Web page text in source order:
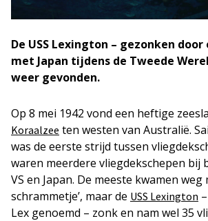
De USS Lexington – gezonken door
met Japan tijdens de Tweede
weer gevonden.
Op 8 mei 1942 vond een heftige
Koraalzee ten westen van Australië.
was de eerste strijd tussen
waren meerdere vliegdekschepen bij
VS en Japan. De meeste kwamen weg
schrammetje’, maar de USS Lexington
Lex genoemd – zonk en nam wel 35